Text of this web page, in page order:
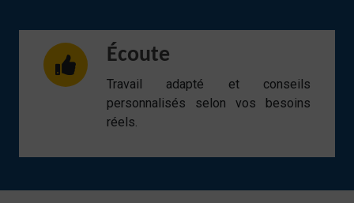
Écoute
Travail adapté et conseils
personnalisés selon vos besoins
réels.